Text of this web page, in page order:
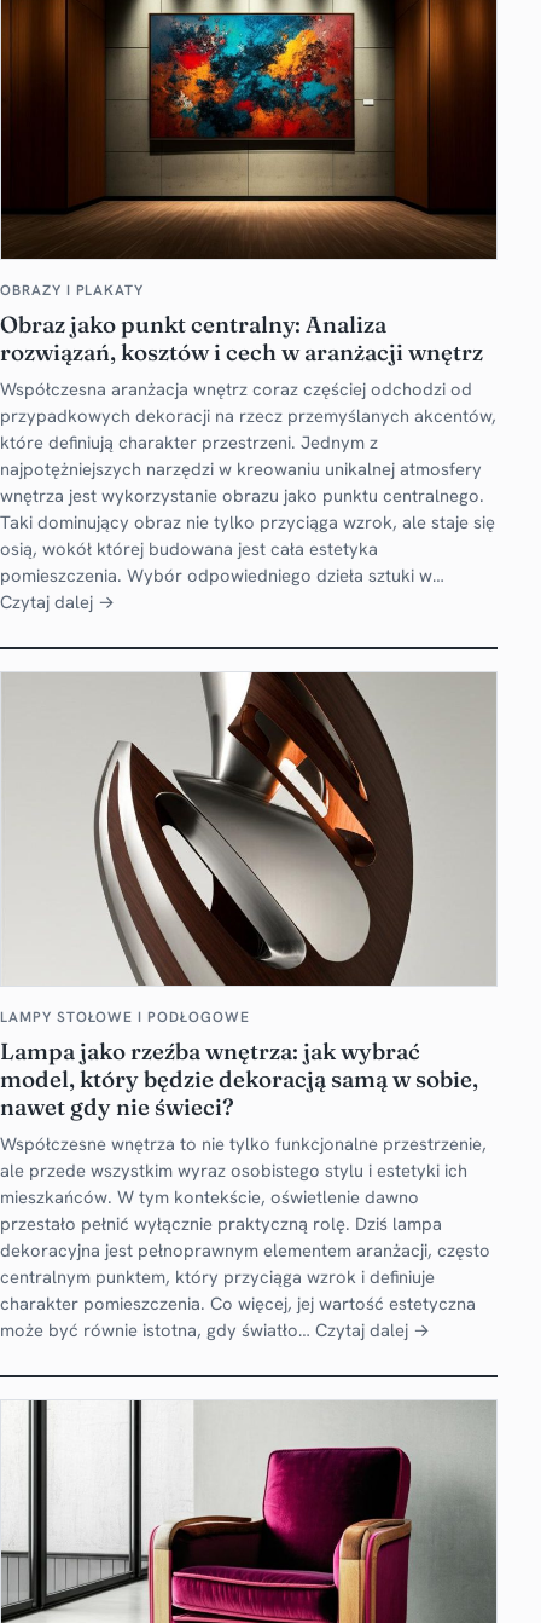
OBRAZY I PLAKATY
Obraz jako punkt centralny: Analiza
rozwiązań, kosztów i cech w aranżacji wnętrz
Współczesna aranżacja wnętrz coraz częściej odchodzi od
przypadkowych dekoracji na rzecz przemyślanych akcentów,
które definiują charakter przestrzeni. Jednym z
najpotężniejszych narzędzi w kreowaniu unikalnej atmosfery
wnętrza jest wykorzystanie obrazu jako punktu centralnego.
Taki dominujący obraz nie tylko przyciąga wzrok, ale staje się
osią, wokół której budowana jest cała estetyka
pomieszczenia. Wybór odpowiedniego dzieła sztuki w…
Czytaj dalej →
LAMPY STOŁOWE I PODŁOGOWE
Lampa jako rzeźba wnętrza: jak wybrać
model, który będzie dekoracją samą w sobie,
nawet gdy nie świeci?
Współczesne wnętrza to nie tylko funkcjonalne przestrzenie,
ale przede wszystkim wyraz osobistego stylu i estetyki ich
mieszkańców. W tym kontekście, oświetlenie dawno
przestało pełnić wyłącznie praktyczną rolę. Dziś lampa
dekoracyjna jest pełnoprawnym elementem aranżacji, często
centralnym punktem, który przyciąga wzrok i definiuje
charakter pomieszczenia. Co więcej, jej wartość estetyczna
może być równie istotna, gdy światło… Czytaj dalej →